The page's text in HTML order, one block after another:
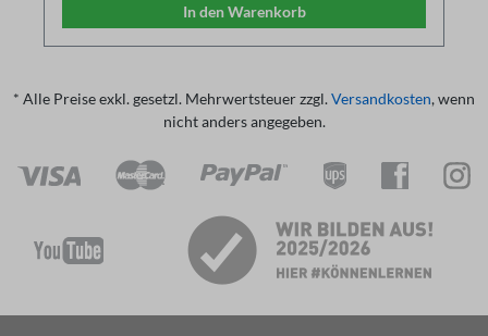
In den Warenkorb
* Alle Preise exkl. gesetzl. Mehrwertsteuer zzgl. Versandkosten, wenn
nicht anders angegeben.